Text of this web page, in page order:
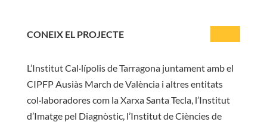
CONEIX EL PROJECTE
L’Institut Cal·lípolis de Tarragona juntament amb el
CIPFP Ausiàs March de València i altres entitats
col·laboradores com la Xarxa Santa Tecla, l’Institut
d’Imatge pel Diagnòstic, l’Institut de Ciències de